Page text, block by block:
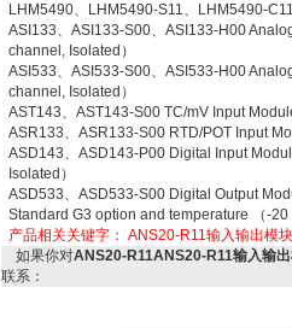
LHM5490、LHM5490-S11、LHM5490-
ASI133、ASI133-S00、ASI133-H00
channel, Isolated）
ASI533、ASI533-S00、ASI533-H00
channel, Isolated）
AST143、AST143-S00 TC/mV Input
ASR133、ASR133-S00 RTD/POT Input
ASD143、ASD143-P00 Digital Input
Isolated）
ASD533、ASD533-S00 Digital Output
Standard G3 option and temperature （-20
产品相关关键字： ANS20-R11输入输出模块
如果你对ANS20-R11ANS20-R11输入输
联系：